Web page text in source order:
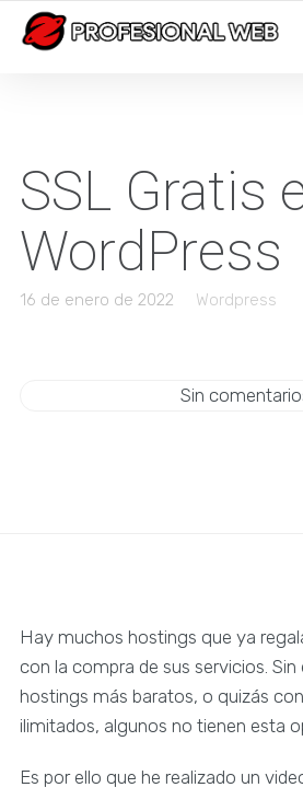
SSL Gratis
WordPress
16 de enero de 2022 Wordpress
Sin
Hay muchos hostings que ya
con la compra de sus servicios.
hostings más baratos, o quizás
ilimitados, algunos no tienen esta
Es por ello que he realizado un